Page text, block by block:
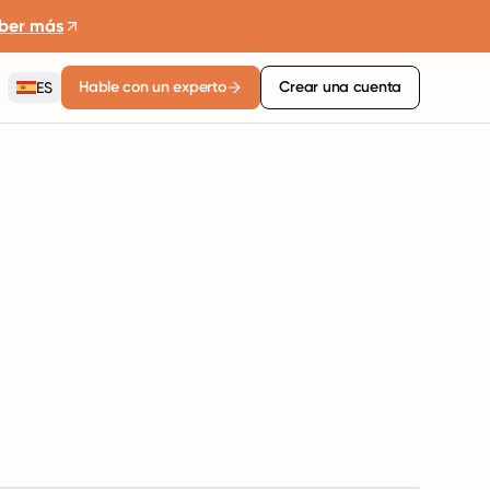
más
ES Hable con un experto Crear una cuenta